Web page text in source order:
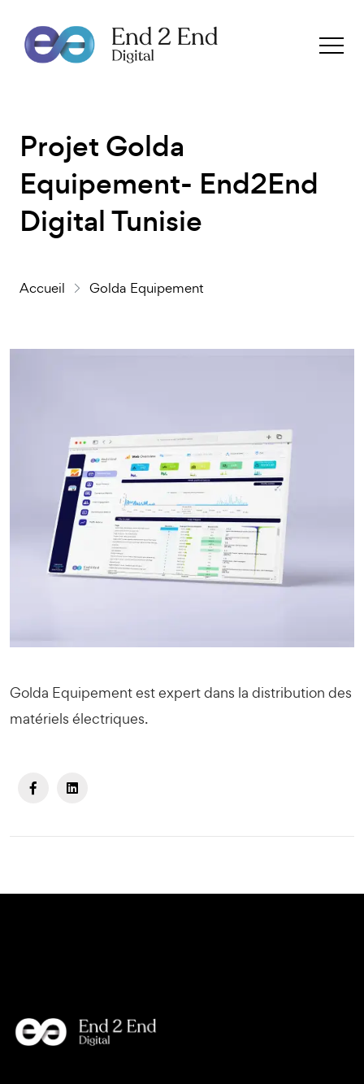
Projet Golda
Equipement- End2End
Digital Tunisie
Accueil Golda Equipement
Golda Equipement est expert dans la distribution des
matériels électriques.